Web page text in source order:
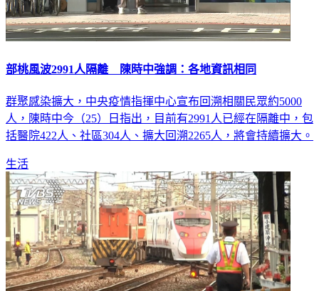
部桃風波2991人隔離 陳時中強調：各地資訊相同
群聚感染擴大，中央疫情指揮中心宣布回溯相關民眾約5000
人，陳時中今（25）日指出，目前有2991人已經在隔離中，包
括醫院422人、社區304人、擴大回溯2265人，將會持續擴大。
生活